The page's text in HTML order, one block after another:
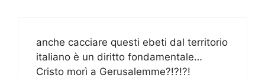
anche cacciare questi ebeti dal territorio
italiano è un diritto fondamentale…
Cristo morì a Gerusalemme?!?!?!